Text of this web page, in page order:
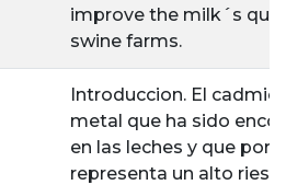
improve the milk´s
swine farms.
Introduccion. El cadmio
metal que ha sido
en las leches y que por
representa un alto